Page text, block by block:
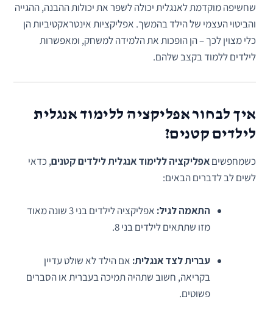
שחשיפה מוקדמת לאנגלית יכולה לשפר את יכולות ההבנה, ההגייה
והביטוי העצמי של הילד בהמשך. אפליקציות אינטראקטיביות הן
כלי מצוין לכך – הן הופכות את הלמידה למשחק, ומאפשרות
לילדים ללמוד בקצב שלהם.
איך לבחור אפליקציה ללימוד אנגלית
לילדים קטנים?
כשמחפשיםאפליקציה ללימוד אנגלית לילדים קטנים, כדאי
לשים לב לדברים הבאים:
התאמה לגיל:
אפליקציה לילדים בני 3 שונה מאוד
מזו שתתאים לילדים בני 8.
עברית לצד אנגלית: אם הילד לא שולט עדיין
בקריאה, חשוב שתהיה תמיכה בעברית או הסברים
פשוטים.